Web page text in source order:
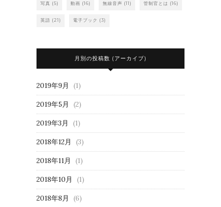
写真 (5) 動画 (16) 無線音声 (11) 管制官とは (16)
英語 (21) 電子ブック (3)
月別の投稿数 (アーカイブ)
2019年9月 (1)
2019年5月 (2)
2019年3月 (1)
2018年12月 (3)
2018年11月 (1)
2018年10月 (1)
2018年8月 (6)